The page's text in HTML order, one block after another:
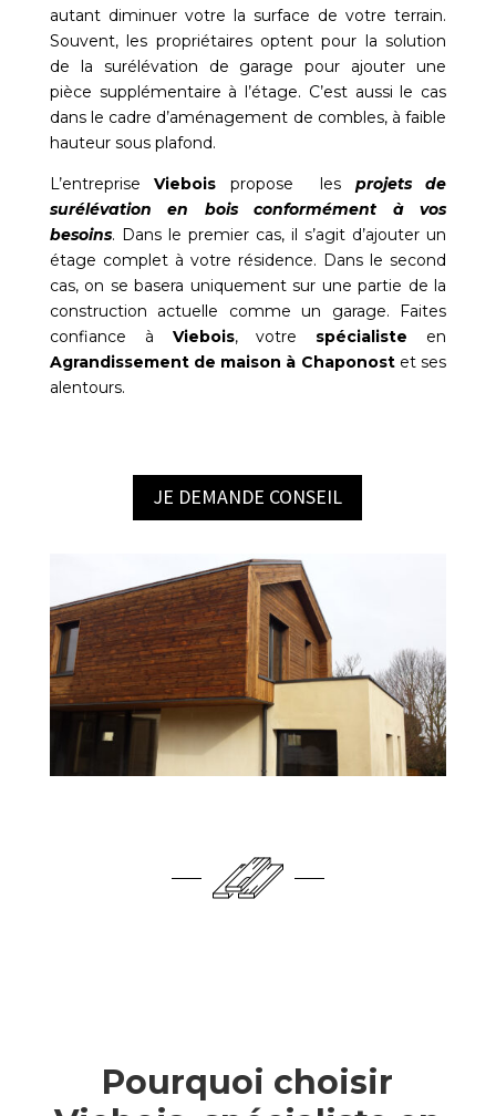
autant diminuer votre la surface de votre terrain.
Souvent, les propriétaires optent pour la solution
de la surélévation de garage pour ajouter une
pièce supplémentaire à l’étage. C’est aussi le cas
dans le cadre d’aménagement de combles, à faible
hauteur sous plafond.
L’entrepriseViebois propose les projets de
surélévation en bois conformément à vos
besoins. Dans le premier cas, il s’agit d’ajouter un
étage complet à votre résidence. Dans le second
cas, on se basera uniquement sur une partie de la
construction actuelle comme un garage. Faites
confiance à Viebois, votre spécialiste en
Agrandissement de maison à Chaponostet ses
alentours.
JE DEMANDE CONSEIL
Pourquoi choisir